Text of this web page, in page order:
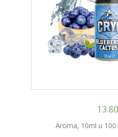
13.80
Aroma, 10ml u